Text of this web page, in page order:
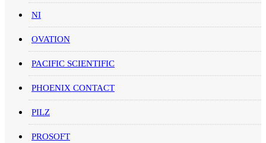
NI
OVATION
PACIFIC SCIENTIFIC
PHOENIX CONTACT
PILZ
PROSOFT